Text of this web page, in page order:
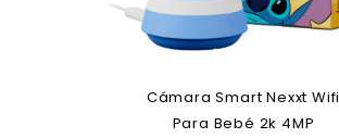
Cámara Smart Nexxt Wifi
Para Bebé 2k 4MP